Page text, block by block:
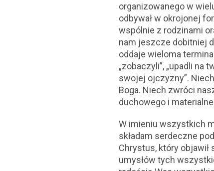
organizowanego w
odbywał w okrojonej
wspólnie z rodzinami
nam jeszcze dobitniej
oddaje wieloma
„zobaczyli”, „upadli na
swojej ojczyzny”.
Boga. Niech zwróci
duchowego i
W imieniu wszystkich
składam serdeczne
Chrystus, który objawił
umysłów tych